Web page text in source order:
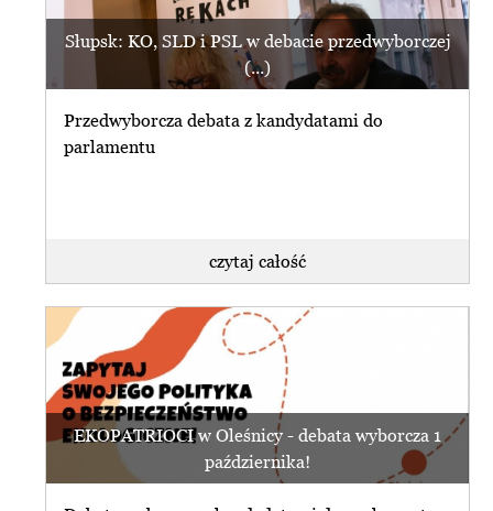
Słupsk: KO, SLD i PSL w debacie przedwyborczej
(...)
Przedwyborcza debata z kandydatami do
parlamentu
czytaj całość
EKOPATRIOCI w Oleśnicy - debata wyborcza 1
października!